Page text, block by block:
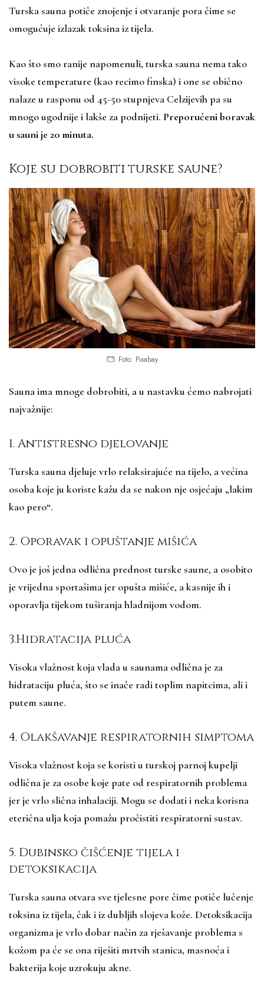
Turska sauna potiče znojenje i otvaranje pora čime se
omogućuje izlazak toksina iz tijela.
Kao što smo ranije napomenuli, turska sauna nema tako
visoke temperature (kao recimo finska) i one se obično
nalaze u rasponu od 45-50 stupnjeva Celzijevih pa su
mnogo ugodnije i lakše za podnijeti. Preporučeni boravak
u sauni je 20 minuta.
Koje su dobrobiti turske saune?
Foto: Pixabay
Sauna ima mnoge dobrobiti, a u nastavku ćemo nabrojati
najvažnije:
1. Antistresno djelovanje
Turska sauna djeluje vrlo relaksirajuće na tijelo, a većina
osoba koje ju koriste kažu da se nakon nje osjećaju „lakim
kao pero“.
2. Oporavak i opuštanje mišića
Ovo je još jedna odlična prednost turske saune, a osobito
je vrijedna sportašima jer opušta mišiće, a kasnije ih i
oporavlja tijekom tuširanja hladnijom vodom.
3.Hidratacija pluća
Visoka vlažnost koja vlada u saunama odlična je za
hidrataciju pluća, što se inače radi toplim napitcima, ali i
putem saune.
4. Olakšavanje respiratornih simptoma
Visoka vlažnost koja se koristi u turskoj parnoj kupelji
odlična je za osobe koje pate od respiratornih problema
jer je vrlo slična inhalaciji. Mogu se dodati i neka korisna
eterična ulja koja pomažu pročistiti respiratorni sustav.
5. Dubinsko čišćenje tijela i
detoksikacija
Turska sauna otvara sve tjelesne pore čime potiče lučenje
toksina iz tijela, čak i iz dubljih slojeva kože. Detoksikacija
organizma je vrlo dobar način za rješavanje problema s
kožom pa će se ona riješiti mrtvih stanica, masnoća i
bakterija koje uzrokuju akne.